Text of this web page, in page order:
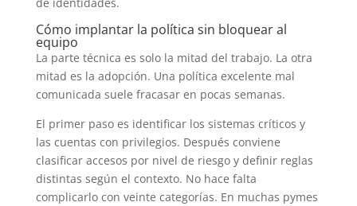
Cómo implantar la política sin bloquear al
equipo
La parte técnica es solo la mitad del trabajo. La otra
mitad es la adopción. Una política excelente mal
comunicada suele fracasar en pocas semanas.
El primer paso es identificar los sistemas críticos y
las cuentas con privilegios. Después conviene
clasificar accesos por nivel de riesgo y definir reglas
distintas según el contexto. No hace falta
complicarlo con veinte categorías. En muchas pymes